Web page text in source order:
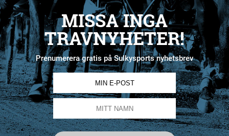
MISSA INGA
TRAVNYHETER!
Prenumerera gratis på Sulkysports nyhetsbrev